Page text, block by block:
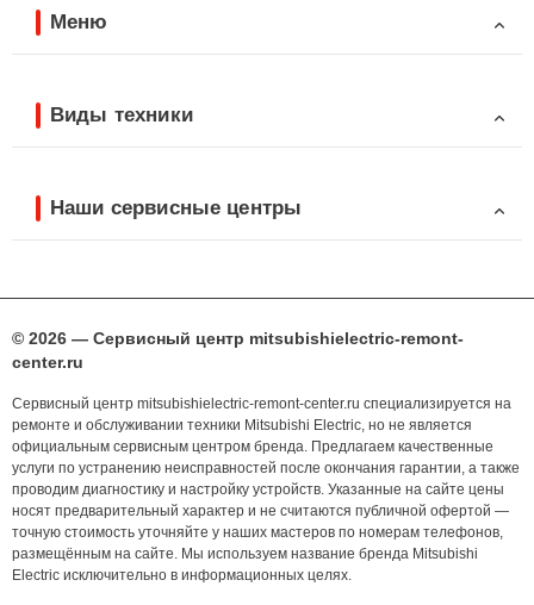
Меню
Виды техники
Наши сервисные центры
© 2026 — Сервисный центр mitsubishielectric-remont-
center.ru
Сервисный центр mitsubishielectric-remont-center.ru специализируется на
ремонте и обслуживании техники Mitsubishi Electric, но не является
официальным сервисным центром бренда. Предлагаем качественные
услуги по устранению неисправностей после окончания гарантии, а также
проводим диагностику и настройку устройств. Указанные на сайте цены
носят предварительный характер и не считаются публичной офертой —
точную стоимость уточняйте у наших мастеров по номерам телефонов,
размещённым на сайте. Мы используем название бренда Mitsubishi
Electric исключительно в информационных целях.